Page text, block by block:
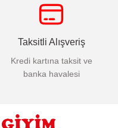
Taksitli Alışveriş
Kredi kartına taksit ve
banka havalesi